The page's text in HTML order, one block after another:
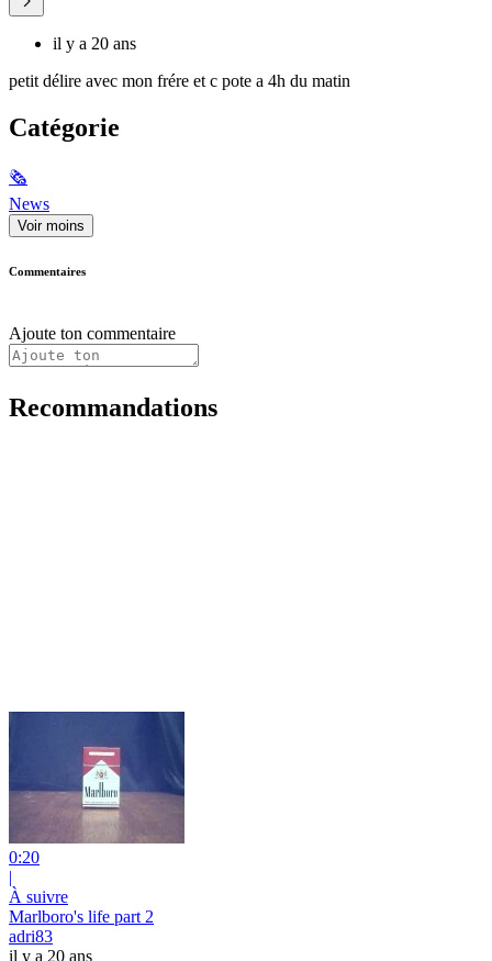
il y a 20 ans
petit délire avec mon frére et c pote a 4h du matin
Catégorie
🗞
News
Voir moins
Commentaires
Ajoute ton commentaire
Recommandations
0:20
|
À suivre
Marlboro's life part 2
adri83
il y a 20 ans